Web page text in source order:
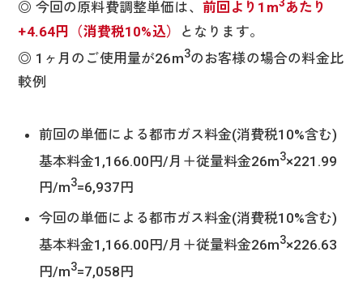
◎ 今回の原料費調整単価は、 前回より1m あたり
+4.64円（消費税10%込）
となります。
◎ 1ヶ月のご使用量が26m3のお客様の場合の料金比
較例
前回の単価による都市ガス料金(消費税10%含む)
基本料金1,166.00円/月＋従量料金26m3×221.99
円/m3=6,937円
今回の単価による都市ガス料金(消費税10%含む)
基本料金1,166.00円/月＋従量料金26m3×226.63
円/m3=7,058円